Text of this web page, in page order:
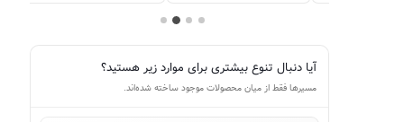
آیا دنبال تنوع بیشتری برای موارد زیر هستید؟
مسیرها فقط از میان محصولات موجود ساخته شده‌اند.